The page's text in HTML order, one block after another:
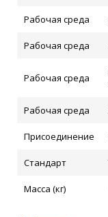
Рабочая среда
Рабочая среда
Рабочая среда
Рабочая среда
Присоединение
Стандарт
Масса (кг)